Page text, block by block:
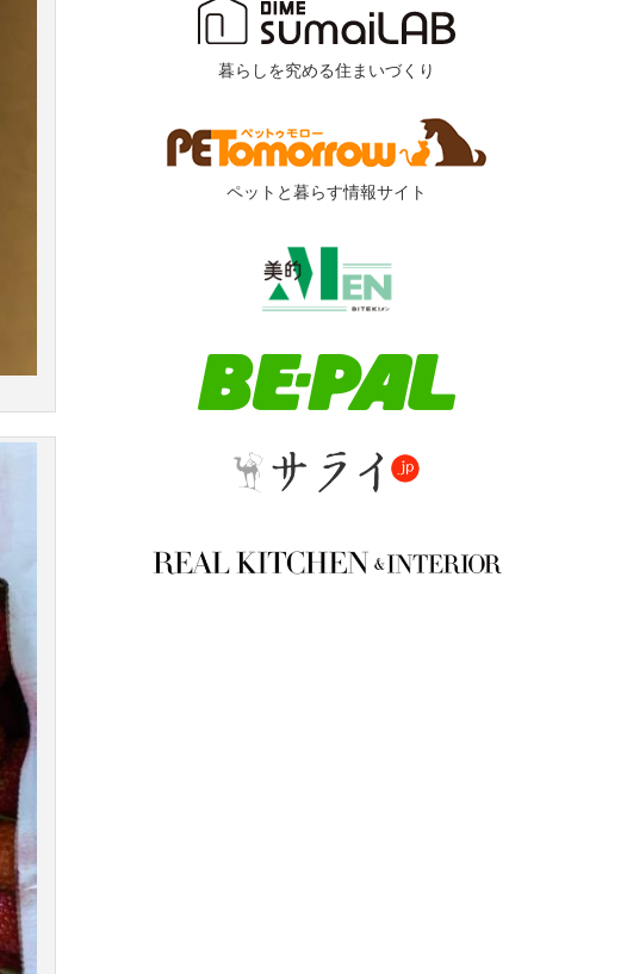
暮らしを究める住まいづくり
ペットと暮らす情報サイト